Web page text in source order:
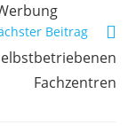
Beitrag
Fachzentren